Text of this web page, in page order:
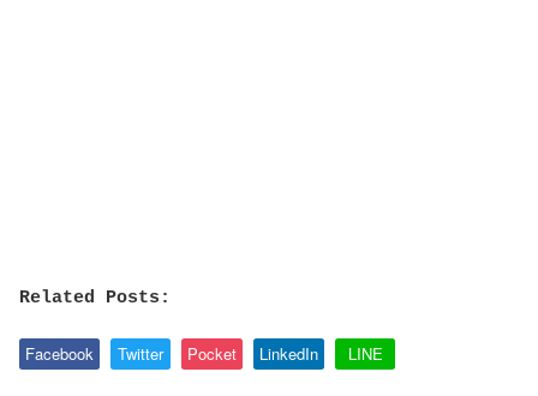
Related Posts:
Facebook Twitter Pocket LinkedIn LINE